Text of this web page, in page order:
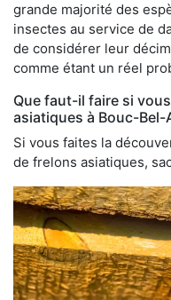
grande majorité des
insectes au service de
de considérer leur
comme étant un réel
Que faut-il faire si
asiatiques à Bouc-Bel-
Si vous faites la
de frelons asiatiques,